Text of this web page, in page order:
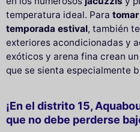
temperatura ideal. Para
temporada estival, también
exteriores acondicionadas y
exóticos y arena fina crean
que se sienta especialmente
¡En el distrito 15,
que no debe perderse